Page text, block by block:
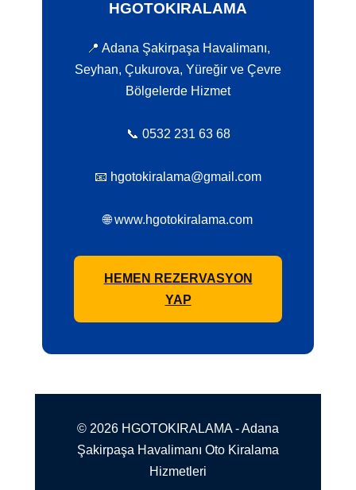
HGOTOKIRALAMA
📍 Adana Şakirpaşa Havalimanı,
Seyhan, Çukurova, Yüreğir ve Çevre
Bölgelerde Hizmet
📞 0532 231 63 68
📧 hgotokiralama@gmail.com
🌐 www.hgotokiralama.com
HEMEN REZERVASYON
YAP
© 2026 HGOTOKIRALAMA - Adana
Şakirpaşa Havalimanı Oto Kiralama
Hizmetleri